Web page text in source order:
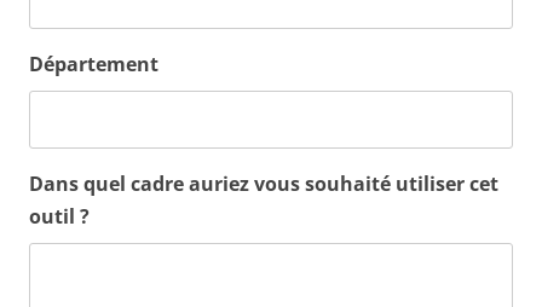
Département
Dans quel cadre auriez vous souhaité utiliser cet
outil ?